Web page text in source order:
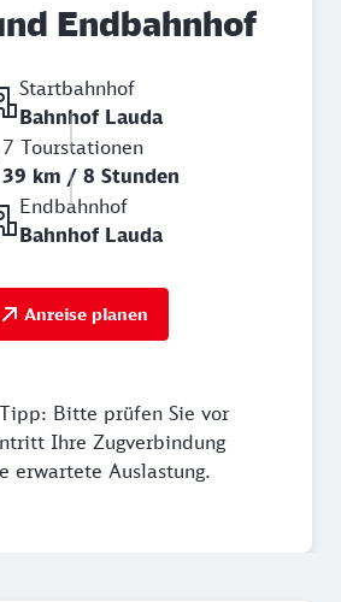
Endbahnhof
Startbahnhof
Bahnhof Lauda
7 Tourstationen
39 km / 8 Stunden
Endbahnhof
Bahnhof Lauda
Anreise planen
Bitte prüfen Sie vor
Ihre Zugverbindung
erwartete Auslastung.